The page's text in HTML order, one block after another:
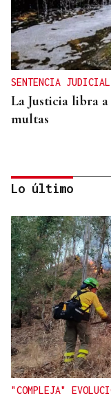
SENTENCIA JUDICIAL
La Justicia libra
multas
CAMIÓN DE PIENSO
Retenciones en
choque entre un
Lo último
"COMPLEJA"